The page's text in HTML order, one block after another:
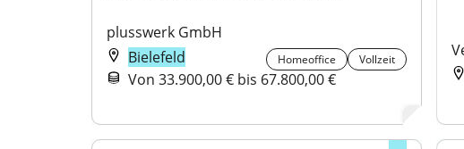
plusswerk GmbH
Bielefeld
Homeoffice Vollzeit
Von 33.900,00 € bis 67.800,00 €